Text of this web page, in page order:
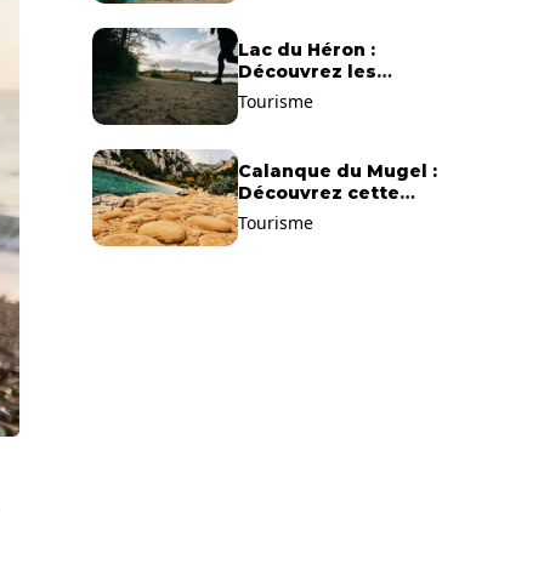
Lac du Héron :
Découvrez les
meilleurs sentiers de
Tourisme
Calanque du Mugel :
Découvrez cette
plage paradisiaque à
Tourisme